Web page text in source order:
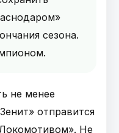
сезона.
не менее
отправится
Не